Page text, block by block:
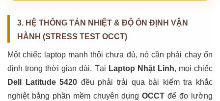
3. HỆ THỐNG TẢN NHIỆT & ĐỘ ỔN ĐỊNH VẬN
HÀNH (STRESS TEST OCCT)
Một chiếc laptop mạnh thôi chưa đủ, nó cần phải chạy ổn
định trong thời gian dài. Tại Laptop Nhật Linh, mọi chiếc
Dell Latitude 5420 đều phải trải qua bài kiểm tra khắc
nghiệt bằng phần mềm chuyên dụngOCCT để đo lường